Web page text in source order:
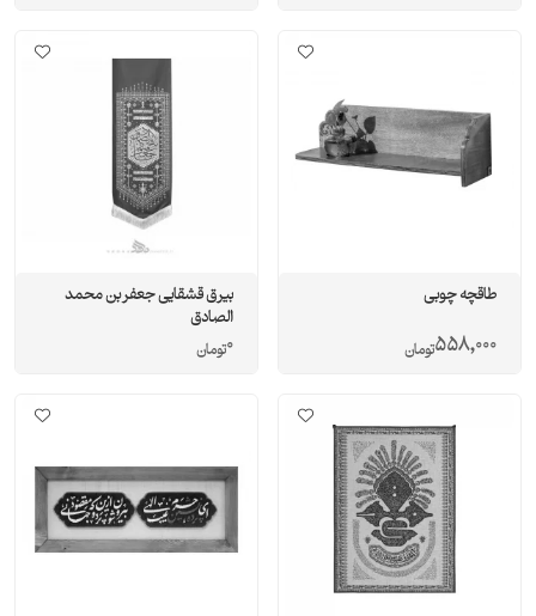
طاقچه چوبی
558,000تومان
بیرق قشقایی جعفر بن محمد
الصادق
0تومان